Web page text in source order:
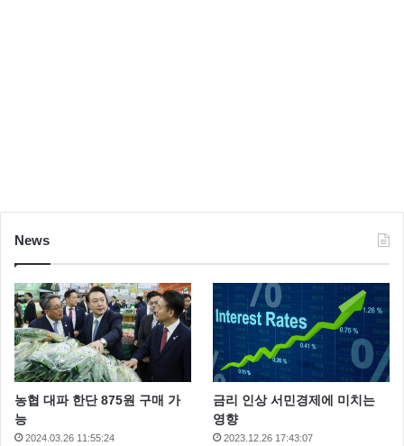
News
농협 대파 한단 875원 구매 가
능
2024.03.26 11:55:24
금리 인상 서민경제에 미치는
영향
2023.12.26 17:43:07